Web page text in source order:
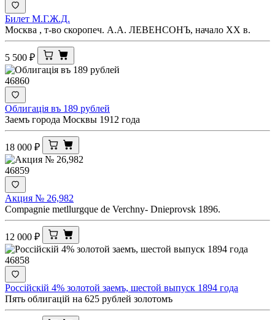
Билет М.Г.Ж.Д.
Москва , т-во скоропеч. А.А. ЛЕВЕНСОНЪ, начало ХХ в.
5 500 ₽
46860
Облигацiя въ 189 рублей
Заемъ города Москвы 1912 года
18 000 ₽
46859
Акция № 26,982
Compagnie metllurgque de Verchny- Dnieprovsk 1896.
12 000 ₽
46858
Россiйскiй 4% золотой заемъ, шестой выпуск 1894 года
Пять облигацiй на 625 рублей золотомъ